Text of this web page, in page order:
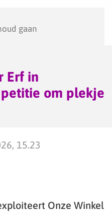
gaan
Erf in
om plekje
15.23
Onze Winkel